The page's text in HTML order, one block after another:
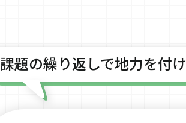
課題の繰り返しで地力を付